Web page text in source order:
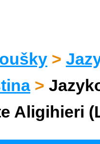
>
>
Aligihieri